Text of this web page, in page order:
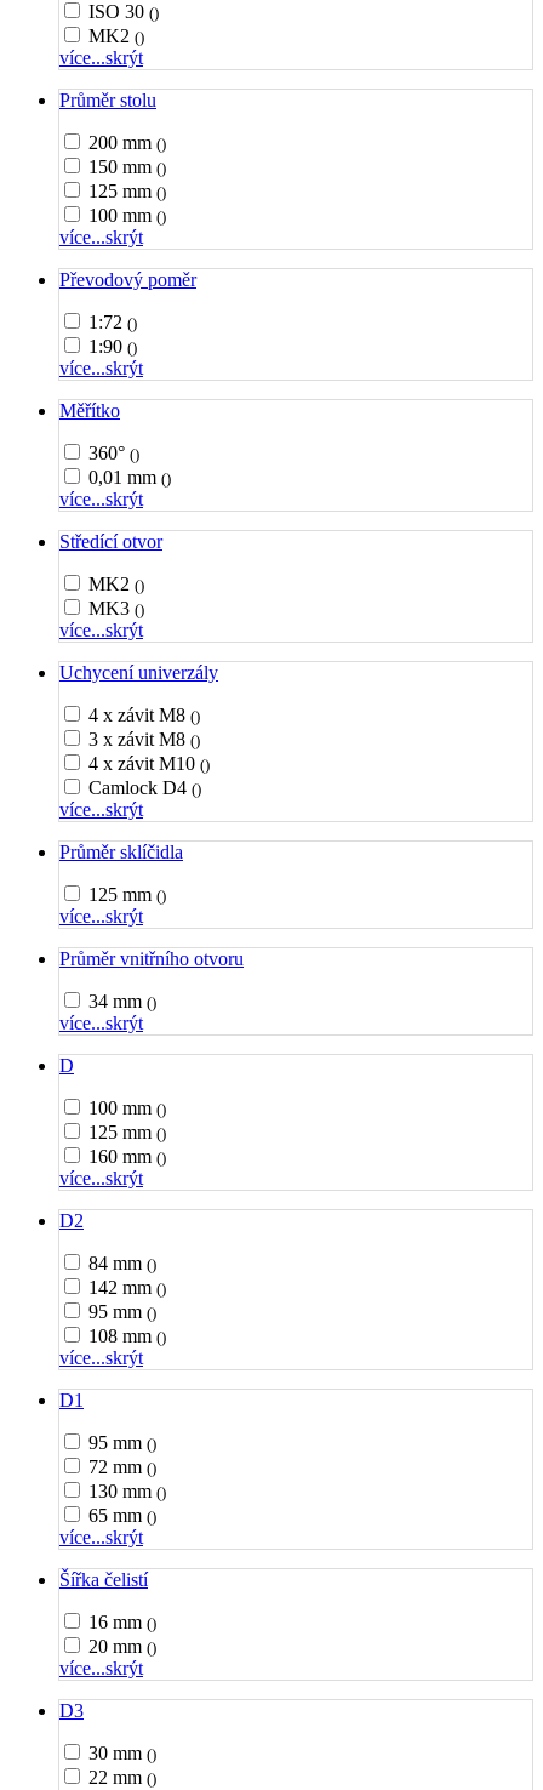
ISO 30 ()
MK2 ()
více...skrýt
Průměr stolu
200 mm ()
150 mm ()
125 mm ()
100 mm ()
více...skrýt
Převodový poměr
1:72 ()
1:90 ()
více...skrýt
Měřítko
360° ()
0,01 mm ()
více...skrýt
Středící otvor
MK2 ()
MK3 ()
více...skrýt
Uchycení univerzály
4 x závit M8 ()
3 x závit M8 ()
4 x závit M10 ()
Camlock D4 ()
více...skrýt
Průměr sklíčidla
125 mm ()
více...skrýt
Průměr vnitřního otvoru
34 mm ()
více...skrýt
D
100 mm ()
125 mm ()
160 mm ()
více...skrýt
D2
84 mm ()
142 mm ()
95 mm ()
108 mm ()
více...skrýt
D1
95 mm ()
72 mm ()
130 mm ()
65 mm ()
více...skrýt
Šířka čelistí
16 mm ()
20 mm ()
více...skrýt
D3
30 mm ()
22 mm ()